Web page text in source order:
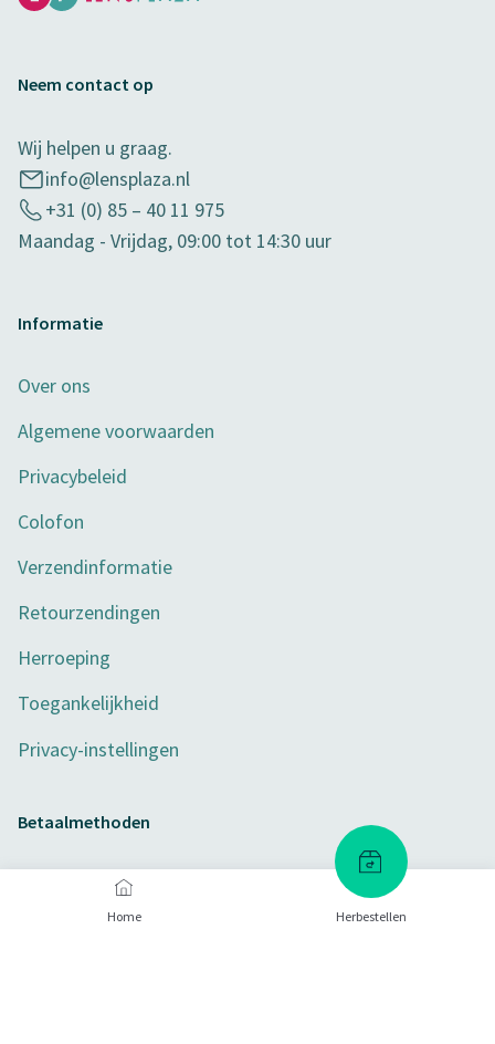
Home Herbestellen
Neem contact op
Wij helpen u graag.
info@lensplaza.nl
+31 (0) 85 – 40 11 975
Maandag - Vrijdag, 09:00 tot 14:30 uur
Informatie
Over ons
Algemene voorwaarden
Privacybeleid
Colofon
Verzendinformatie
Retourzendingen
Herroeping
Toegankelijkheid
Privacy-instellingen
Betaalmethoden